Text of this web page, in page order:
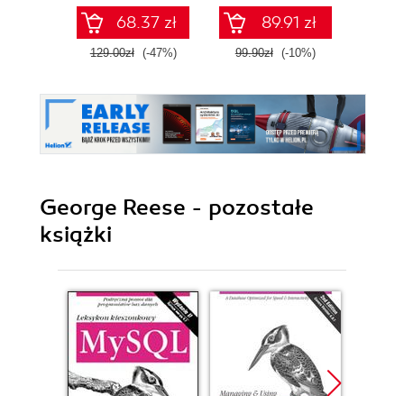
68.37 zł
129.00zł (-47%)
89.91 zł
99.90zł (-10%)
George Reese - pozostałe
książki